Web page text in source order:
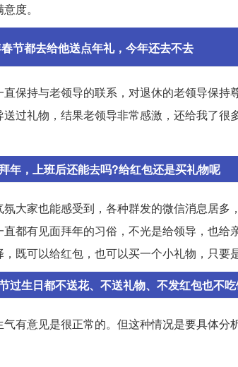
度。
节都去给他送点年礼，今年还去不去
保持与老领导的联系，对退休的老领导保
过礼物，结果老领导非常感激，还给我了
年，上班后还能去吗?给红包还是买礼物呢
大家也能感受到，各种群发的微信消息居
都有见面拜年的习俗，不光是给领导，也
既可以给红包，也可以买一个小礼物，只要
过生日都不送花、不送礼物、不发红包也不
有意见是很正常的。但这种情况是要具体